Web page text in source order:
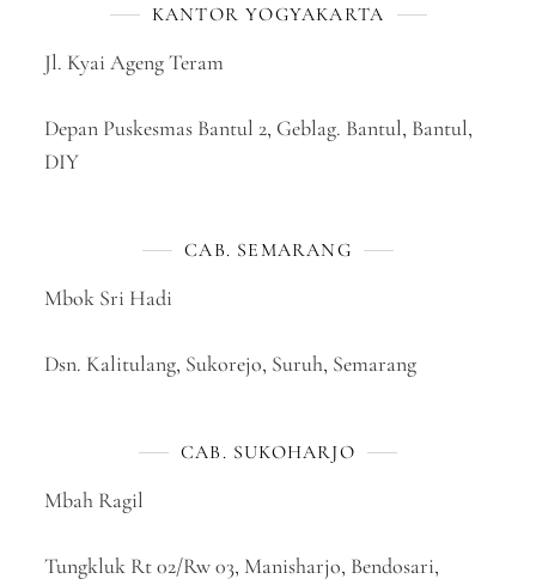
KANTOR YOGYAKARTA
Jl. Kyai Ageng Teram
Depan Puskesmas Bantul 2, Geblag. Bantul, Bantul,
DIY
CAB. SEMARANG
Mbok Sri Hadi
Dsn. Kalitulang, Sukorejo, Suruh, Semarang
CAB. SUKOHARJO
Mbah Ragil
Tungkluk Rt 02/Rw 03, Manisharjo, Bendosari,